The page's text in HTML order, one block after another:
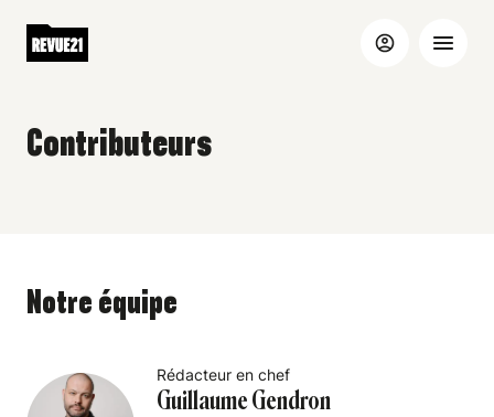
Contributeurs
Notre équipe
Rédacteur en chef
Guillaume Gendron